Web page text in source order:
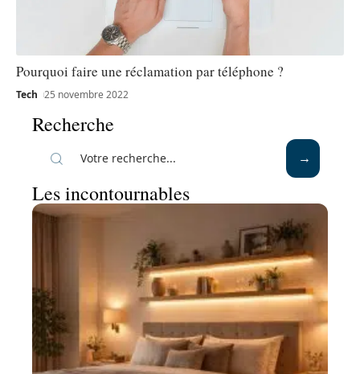
Pourquoi faire une réclamation par téléphone ?
Tech 25 novembre 2022
Recherche
Les incontournables